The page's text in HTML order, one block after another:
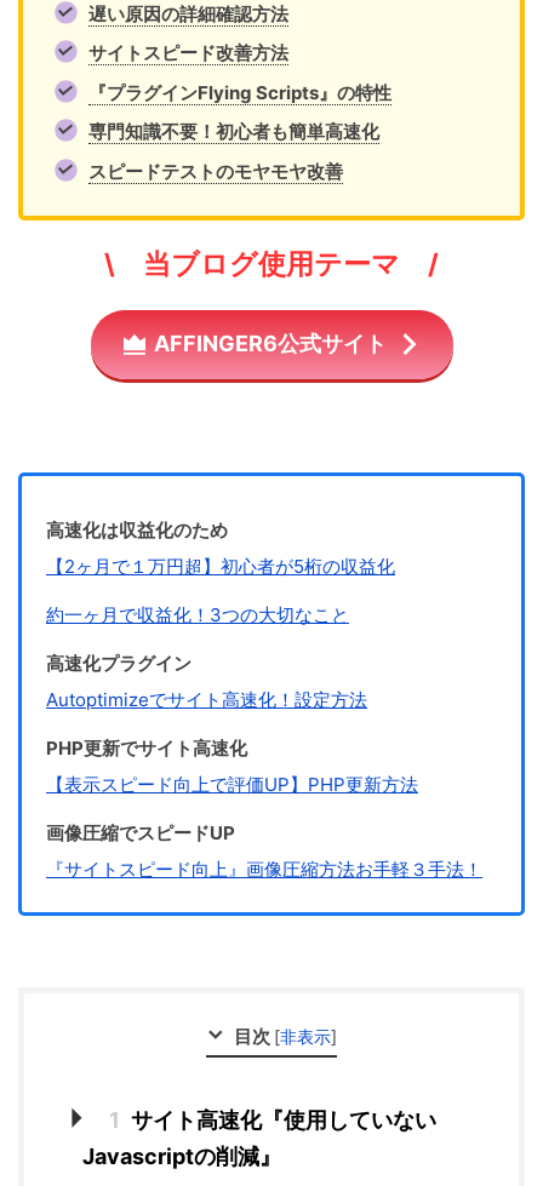
遅い原因の詳細確認方法
サイトスピード改善方法
『プラグインFlying Scripts』の特性
専門知識不要！初心者も簡単高速化
スピードテストのモヤモヤ改善
\ 当ブログ使用テーマ /
AFFINGER6公式サイト
高速化は収益化のため
【2ヶ月で１万円超】初心者が5桁の収益化
約一ヶ月で収益化！3つの大切なこと
高速化プラグイン
Autoptimizeでサイト高速化！設定方法
PHP更新でサイト高速化
【表示スピード向上で評価UP】PHP更新方法
画像圧縮でスピードUP
『サイトスピード向上』画像圧縮方法お手軽３手法！
目次 [非表示]
1 サイト高速化『使用していない
Javascriptの削減』